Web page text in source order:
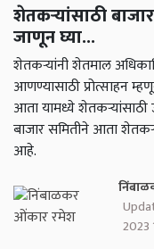
शेतकऱ्यांसाठी
जाणून घ्या...
शेतकऱ्यांनी शेतमाल
आणण्यासाठी प्रोत्साहन
आता यामध्ये शेतकऱ्यांसाठी
बाजार समितीने आता
आहे.
2023